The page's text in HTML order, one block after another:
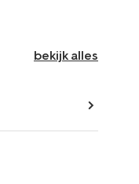
bekijk alles